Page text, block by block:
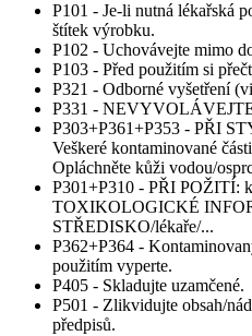
P101 - Je-li nutná lékařská
štítek výrobku.
P102 - Uchovávejte mimo
P103 - Před použitím si
P321 - Odborné vyšetření
P331 -
P303+P361+P353 - PŘI
Veškeré kontaminované
Opláchněte kůži vodou/
P301+P310 - PŘI POŽITÍ:
TOXIKOLOGICKÉ
STŘEDISKO/lékaře/...
P362+P364 -
použitím vyperte.
P405 - Skladujte uzamčené.
P501 - Zlikvidujte obsah/
předpisů.